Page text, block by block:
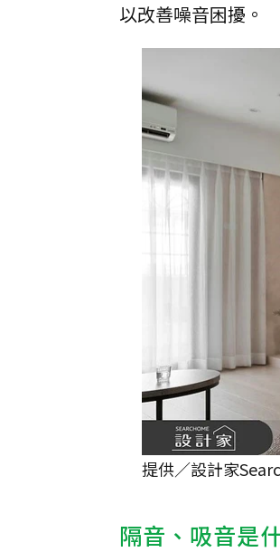
以改善噪音困擾。
提供／設計家
隔音、吸音是